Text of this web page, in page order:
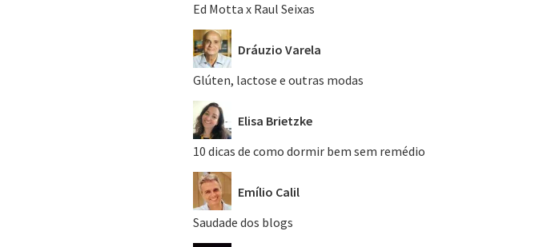
Ed Motta x Raul Seixas
Dráuzio Varela
Glúten, lactose e outras modas
Elisa Brietzke
10 dicas de como dormir bem sem remédio
Emílio Calil
Saudade dos blogs